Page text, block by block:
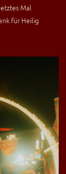
Mal
für Heilig